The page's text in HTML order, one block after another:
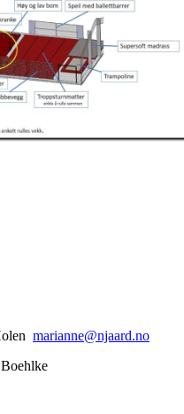
marianne@njaard.no